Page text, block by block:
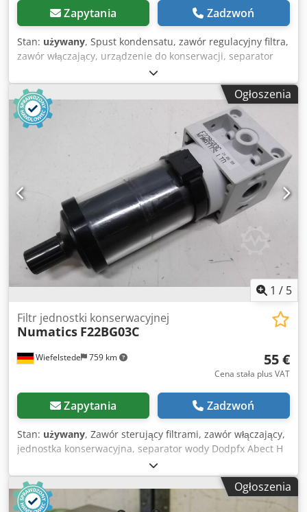
Zapytania Zadzwoń
Stan: używany, Spust kondensatu, zawór regulacyjny filtra,
zawór włączający, urządzenie do konserwacji, separator
wody -Połączenie: G 1/4 -Numer: 9 sztuk dostępnych -Cena:
za sztukę -Wymiary: 50/H120 mm Dedpfx Abjdkqhbelock -
Waga: 0,37 kg
Ogłoszenia
1 / 5
Wiefelstede 759 km
Filtr jednostki konserwacyjnej
Numatics F22BG03C
55 €
Cena stała plus VAT
Zapytania Zadzwoń
Stan: używany, Zawór sterujący filtrami, zawór włączający,
jednostka konserwacyjna, separator wody Dodpfx Abect H
Tlolock -Połączenie: 3/8 " -Numer: 2 sztuki dostępne -Cena:
za sztukę -Wymiary: 65/60/H190 mm -Waga: 0,5 kg
Ogłoszenia